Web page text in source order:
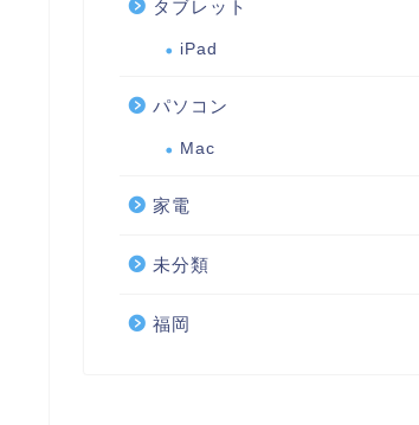
タブレット
iPad
パソコン
Mac
家電
未分類
福岡